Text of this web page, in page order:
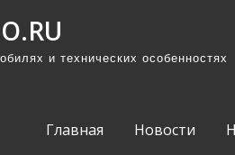
и технических особенностях
Главная Новости